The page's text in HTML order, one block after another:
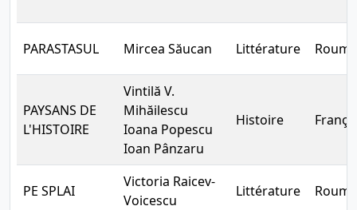
PARASTASUL Mircea Săucan Littérature
PAYSANS DE
L'HISTOIRE
Vintilă V.
Mihăilescu
Ioana Popescu
Ioan Pânzaru
Histoire
PE SPLAI
Victoria Raicev-
Voicescu
Littérature